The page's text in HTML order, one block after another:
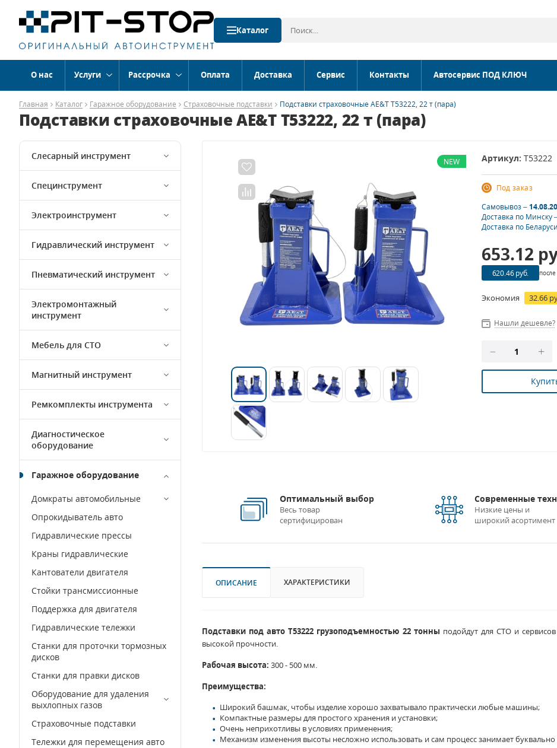
Каталог
О нас Услуги Рассрочка Оплата Доставка Сервис Контакты Автосервис ПОД КЛЮЧ
Главная Каталог Гаражное оборудование Страховочные подставки Подставки страховочные AE&T T53222, 22 т (пара)
Подставки страховочные AE&T T53222, 22 т (пара)
Слесарный инструмент
Специнструмент
Электроинструмент
Гидравлический инструмент
Пневматический инструмент
Электромонтажный
инструмент
Мебель для СТО
Магнитный инструмент
Ремкомплекты инструмента
Диагностическое
оборудование
Гаражное оборудование
Домкраты автомобильные
Опрокидыватель авто
Гидравлические прессы
Краны гидравлические
Кантователи двигателя
Стойки трансмиссионные
Поддержка для двигателя
Гидравлические тележки
Станки для проточки тормозных
дисков
Станки для правки дисков
Оборудование для удаления
выхлопных газов
Страховочные подставки
Тележки для перемещения авто
NEW Артикул: T53222
Под заказ
Самовывоз –
Доставка по Минску
Доставка по
653.12
620.46 руб.
Экономия 32.66
Нашли дешевле?
Оптимальный выбор
Весь товар
сертифицирован
Современные
Низкие цены и
широкий асортимент
ОПИСАНИЕ ХАРАКТЕРИСТИКИ
Подставки под авто T53222 грузоподъемностью 22 тонны подойдут для СТО и
высокой прочности.
Рабочая высота: 300 - 500 мм.
Преимущества:
Широкий башмак, чтобы изделие хорошо захватывало практически любые машины;
Компактные размеры для простого хранения и установки;
Очень неприхотливы в условиях применения;
Механизм изменения высоты несложно использовать и сам процесс занимает буквально